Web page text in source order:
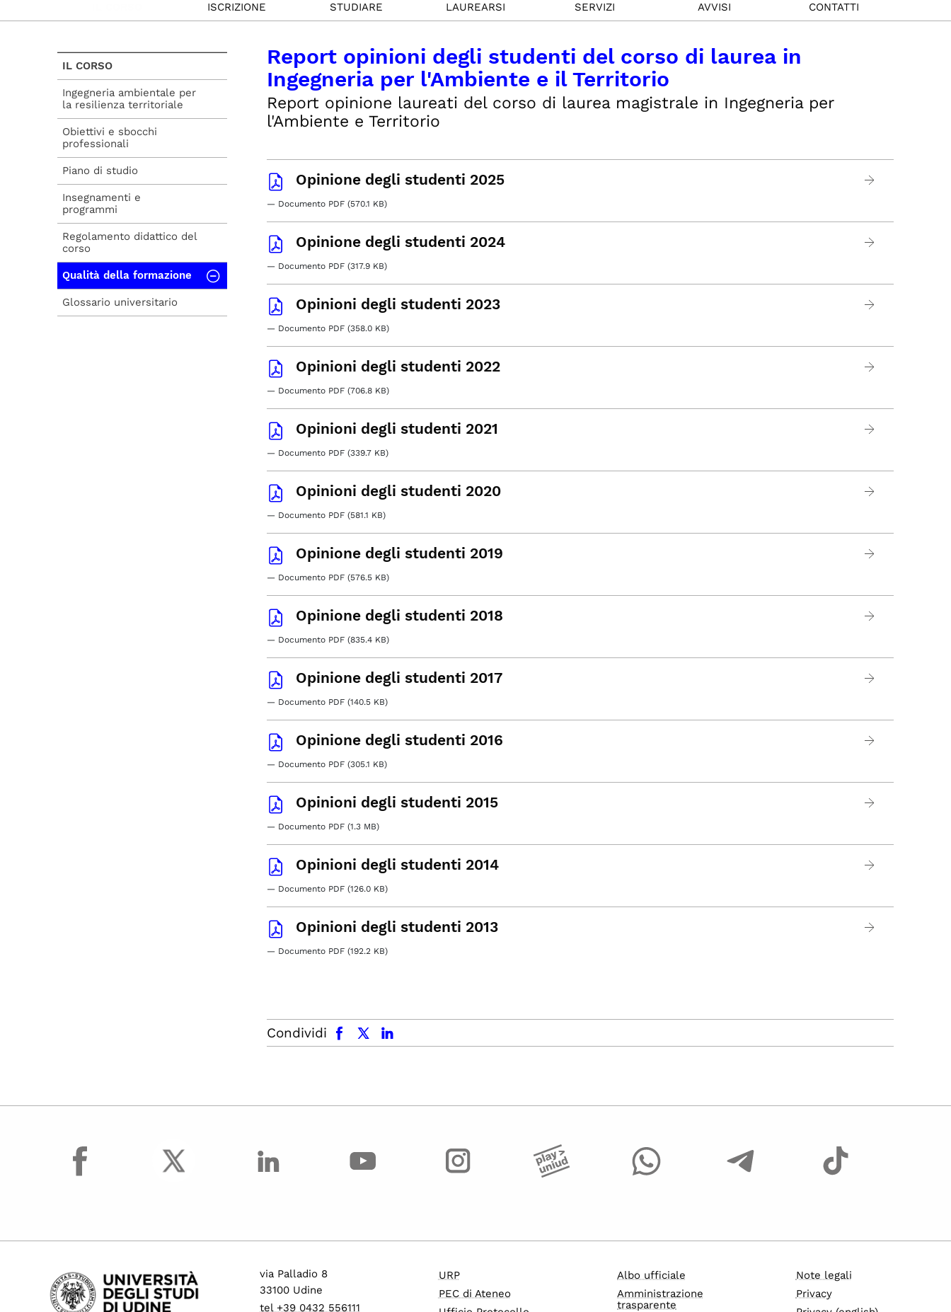
ISCRIZIONE STUDIARE LAUREARSI SERVIZI AVVISI CONTATTI
Report opinioni degli studenti del corso di laurea in
Ingegneria per l'Ambiente e il Territorio
Report opinione laureati del corso di laurea magistrale in Ingegneria per
l'Ambiente e Territorio
Opinione degli studenti 2025
— Documento PDF (570.1 KB)
Opinione degli studenti 2024
— Documento PDF (317.9 KB)
Opinioni degli studenti 2023
— Documento PDF (358.0 KB)
Opinioni degli studenti 2022
— Documento PDF (706.8 KB)
Opinioni degli studenti 2021
— Documento PDF (339.7 KB)
Opinioni degli studenti 2020
— Documento PDF (581.1 KB)
Opinione degli studenti 2019
— Documento PDF (576.5 KB)
Opinione degli studenti 2018
— Documento PDF (835.4 KB)
Opinione degli studenti 2017
— Documento PDF (140.5 KB)
Opinione degli studenti 2016
— Documento PDF (305.1 KB)
Opinioni degli studenti 2015
— Documento PDF (1.3 MB)
Opinioni degli studenti 2014
— Documento PDF (126.0 KB)
Opinioni degli studenti 2013
— Documento PDF (192.2 KB)
Condividi
facebook x.com linkedin
IL CORSO
Ingegneria ambientale per
la resilienza territoriale
Obiettivi e sbocchi
professionali
Piano di studio
Insegnamenti e
programmi
Regolamento didattico del
corso
Qualità della formazione
Glossario universitario
facebook
via Palladio 8
33100 Udine
tel +39 0432 556111
URP
PEC di Ateneo
Albo ufficiale
Amministrazione
trasparente
Note legali
Privacy